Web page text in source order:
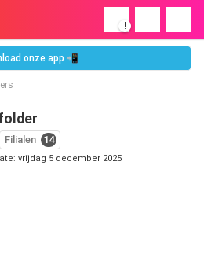
!
onze app 📲
Filialen 14
vrijdag 5 december 2025